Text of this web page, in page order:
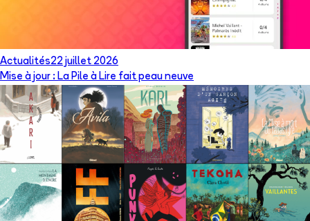
Actualités22 juillet 2026
Mise à jour : La Pile à Lire fait peau neuve